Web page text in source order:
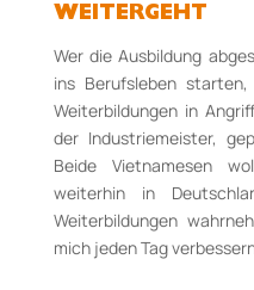
WEITERGEHT
Wer die Ausbildung
ins Berufsleben
Weiterbildungen in
der Industriemeister,
Beide Vietnamesen
weiterhin in
Weiterbildungen
mich jeden Tag